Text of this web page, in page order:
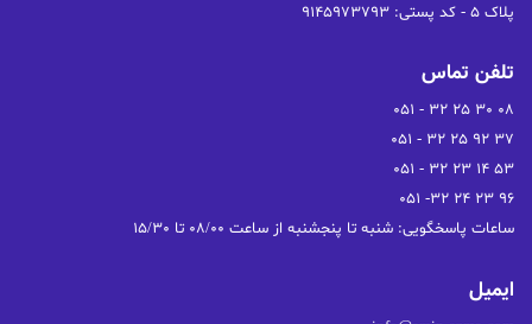
پلاک 5 - کد پستی: 9145973793
تلفن تماس
ساعات پاسخگویی: شنبه تا پنجشنبه از ساعت 08/00 تا 15/30
ایمیل